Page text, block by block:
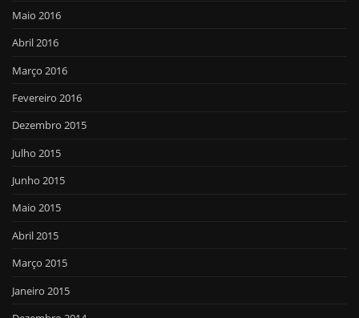
Maio 2016
Abril 2016
Março 2016
Fevereiro 2016
Dezembro 2015
Julho 2015
Junho 2015
Maio 2015
Abril 2015
Março 2015
Janeiro 2015